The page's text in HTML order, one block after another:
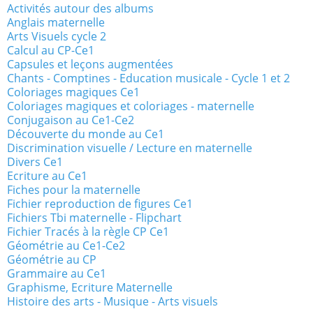
Activités autour des albums
Anglais maternelle
Arts Visuels cycle 2
Calcul au CP-Ce1
Capsules et leçons augmentées
Chants - Comptines - Education musicale - Cycle 1 et 2
Coloriages magiques Ce1
Coloriages magiques et coloriages - maternelle
Conjugaison au Ce1-Ce2
Découverte du monde au Ce1
Discrimination visuelle / Lecture en maternelle
Divers Ce1
Ecriture au Ce1
Fiches pour la maternelle
Fichier reproduction de figures Ce1
Fichiers Tbi maternelle - Flipchart
Fichier Tracés à la règle CP Ce1
Géométrie au Ce1-Ce2
Géométrie au CP
Grammaire au Ce1
Graphisme, Ecriture Maternelle
Histoire des arts - Musique - Arts visuels